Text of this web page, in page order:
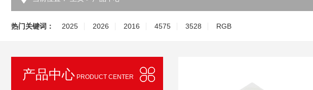
热门关键词： 2025 2026 2016 4575 3528 RGB
产品中心 PRODUCT CENTER